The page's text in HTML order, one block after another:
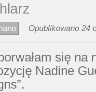
Opublikowano 24
się na
Nadine